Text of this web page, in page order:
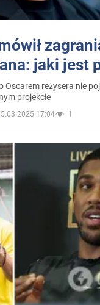
jaki jest
reżysera nie
projekcie
17:04 1